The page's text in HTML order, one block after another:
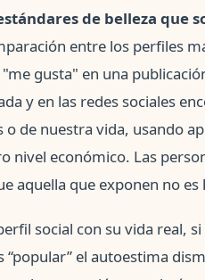
de belleza que
entre los perfiles
gusta" en una
y en las redes sociales
de nuestra vida, usando
nivel económico. Las
aquella que exponen no es
social con su vida real,
el autoestima